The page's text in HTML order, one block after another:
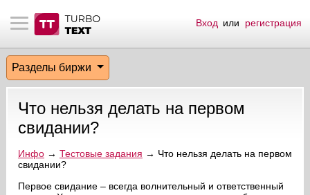
материалы
биржи
эфир
на сайте
сообщения
по форуму
Вход или регистрация
Разделы биржи
Что нельзя делать на первом
свидании?
Инфо→ Тестовые задания → Что нельзя делать на первом
свидании?
Первое свидание – всегда волнительный и ответственный